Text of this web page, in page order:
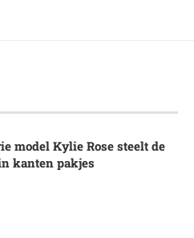
model Kylie Rose steelt de
kanten pakjes